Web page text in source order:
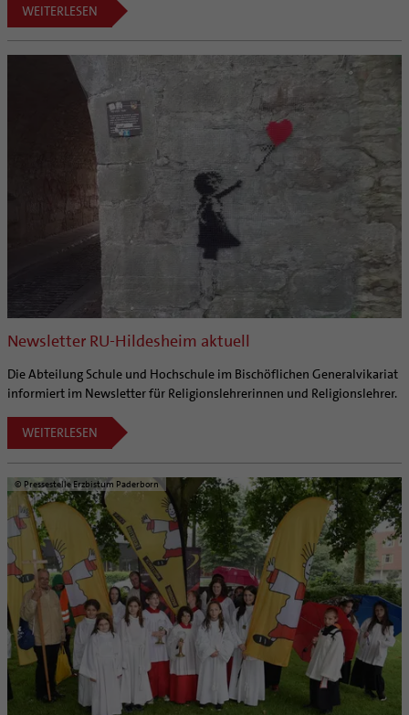
WEITERLESEN
Newsletter RU-Hildesheim aktuell
Die Abteilung Schule und Hochschule im Bischöflichen Generalvikariat
informiert im Newsletter für Religionslehrerinnen und Religionslehrer.
WEITERLESEN
© Pressestelle Erzbistum Paderborn